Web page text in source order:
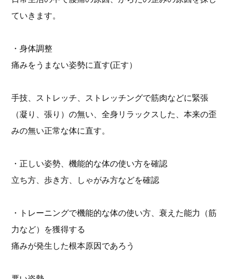
ていきます。
・身体調整
痛みをうまない姿勢に直す(正す）
手技、ストレッチ、ストレッチングで筋肉などに緊張
（凝り、張り）の無い、全身リラックスした、本来の歪
みの無い正常な体に直す。
・正しい姿勢、機能的な体の使い方を確認
立ち方、歩き方、しゃがみ方などを確認
・トレーニングで機能的な体の使い方、衰えた能力（筋
力など）を獲得する
痛みが発生した根本原因であろう